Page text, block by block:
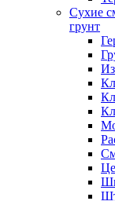
Сухие
грунт